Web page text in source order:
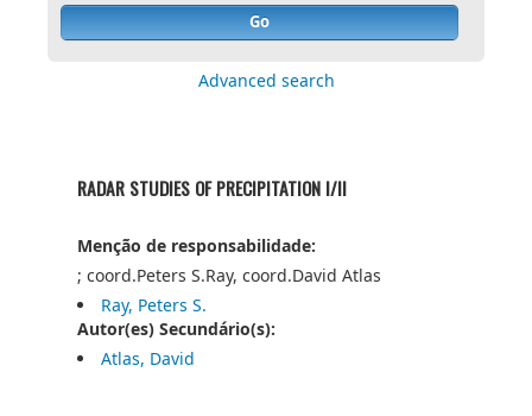
Go
Advanced search
RADAR STUDIES OF PRECIPITATION I/II
Menção de responsabilidade:
; coord.Peters S.Ray, coord.David Atlas
Ray, Peters S.
Autor(es) Secundário(s):
Atlas, David